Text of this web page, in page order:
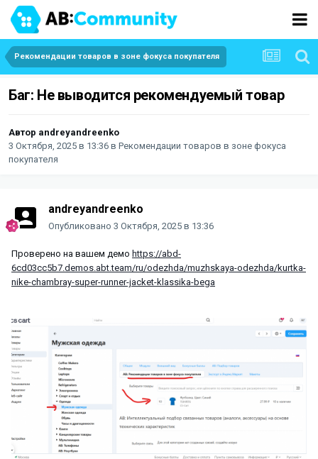
Рекомендации товаров в зоне фокуса покупателя
Баг: Не выводится рекомендуемый товар
Автор andreyandreenko
3 Октября, 2025 в 13:36 в Рекомендации товаров в зоне фокуса
покупателя
andreyandreenko
Опубликовано 3 Октября, 2025 в 13:36
Проверено на вашем демо https://abd-
6cd03cc5b7.demos.abt.team/ru/odezhda/muzhskaya-odezhda/kurtka-
nike-chambray-super-runner-jacket-klassika-bega